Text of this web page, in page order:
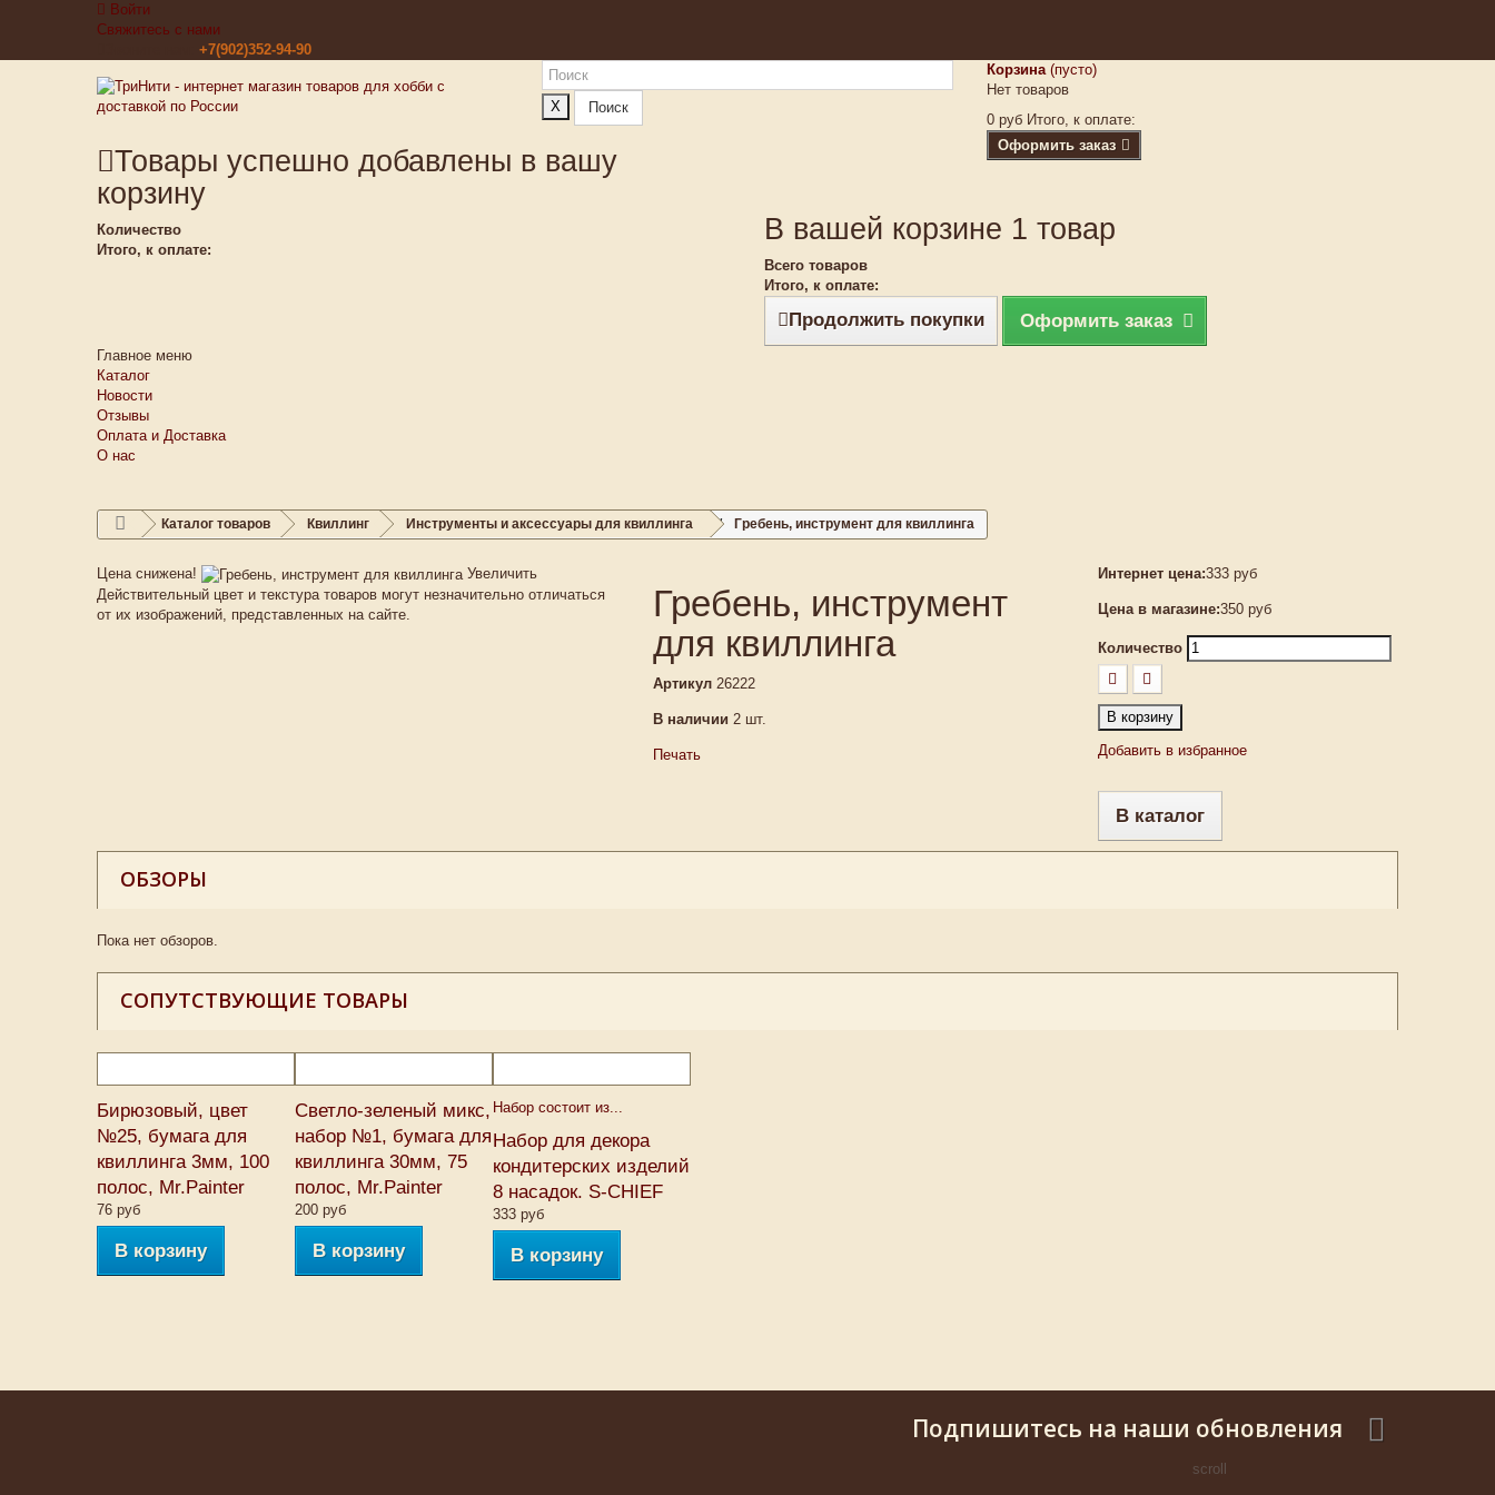
Войти
Свяжитесь с нами
+7(902)352-94-90
X Поиск
Корзина (пусто)
Нет товаров
0 руб Итого, к оплате:
Оформить заказ
Товары успешно добавлены в вашу
корзину
Количество
Итого, к оплате:
В вашей корзине 1 товар
Всего товаров
Итого, к оплате:
Продолжить покупки Оформить заказ
Главное меню
Каталог
Новости
Отзывы
Оплата и Доставка
О нас
Каталог товаров Квиллинг Инструменты и аксессуары для квиллинга Гребень, инструмент для квиллинга
Цена снижена!
Увеличить
Действительный цвет и текстура товаров могут незначительно отличаться
от их изображений, представленных на сайте.
Гребень, инструмент
для квиллинга
Артикул 26222
В наличии 2 шт.
Печать
Интернет цена:333 руб
Цена в магазине:350 руб
Количество
В корзину
Добавить в избранное
В каталог
ОБЗОРЫ
Пока нет обзоров.
СОПУТСТВУЮЩИЕ ТОВАРЫ
Бирюзовый, цвет
№25, бумага для
квиллинга 3мм, 100
полос, Mr.Painter
76 руб
В корзину
Светло-зеленый микс,
набор №1, бумага для
квиллинга 30мм, 75
полос, Mr.Painter
200 руб
В корзину
Набор состоит из...
Набор для декора
кондитерских изделий
8 насадок. S-CHIEF
333 руб
В корзину
Подпишитесь на наши обновления
scroll